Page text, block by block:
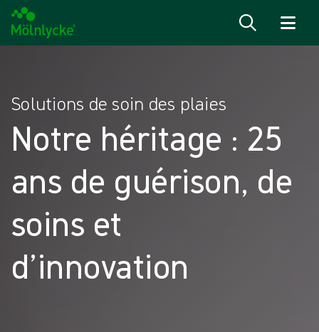
Solutions de soin des plaies
Notre héritage : 25
ans de guérison, de
soins et
d’innovation